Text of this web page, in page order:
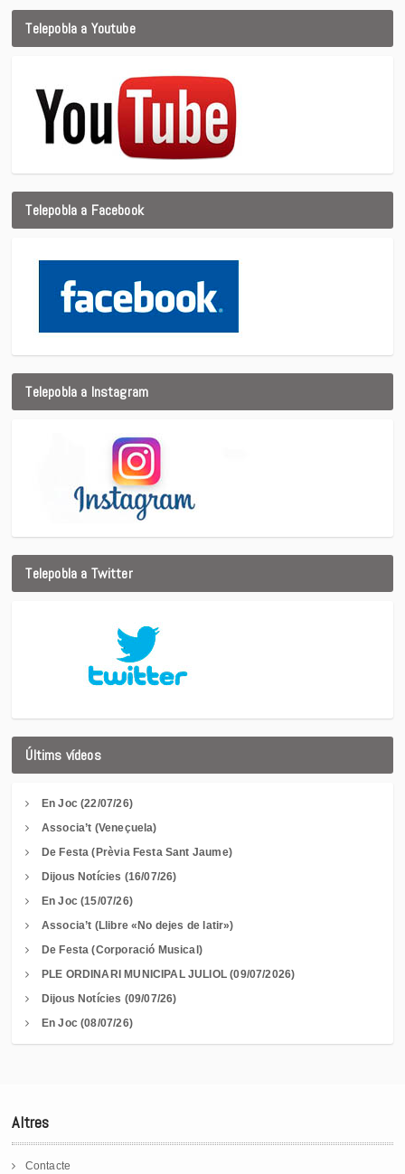
Telepobla a Youtube
Telepobla a Facebook
Telepobla a Instagram
Telepobla a Twitter
Últims vídeos
En Joc (22/07/26)
Associa’t (Veneçuela)
De Festa (Prèvia Festa Sant Jaume)
Dijous Notícies (16/07/26)
En Joc (15/07/26)
Associa’t (Llibre «No dejes de latir»)
De Festa (Corporació Musical)
PLE ORDINARI MUNICIPAL JULIOL (09/07/2026)
Dijous Notícies (09/07/26)
En Joc (08/07/26)
Altres
Contacte